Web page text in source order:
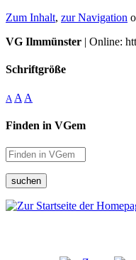
Zum Inhalt, zur Navigation
VG Ilmmünster | Online:
Schriftgröße
A A A
Finden in VGem
suchen